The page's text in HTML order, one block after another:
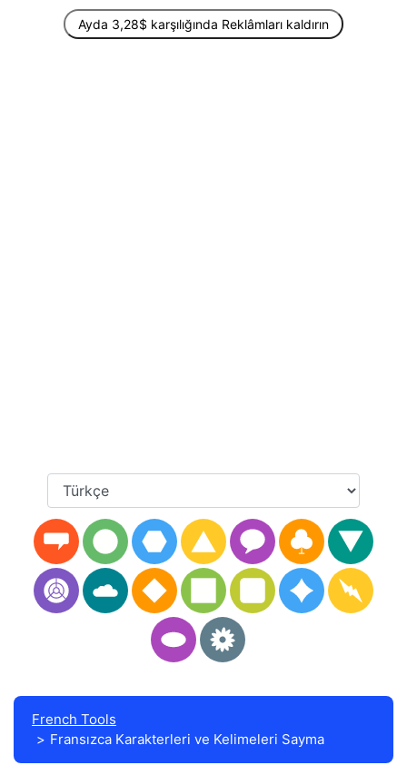
Ayda 3,28$ karşılığında Reklâmları kaldırın
French Tools
Fransızca Karakterleri ve Kelimeleri Sayma